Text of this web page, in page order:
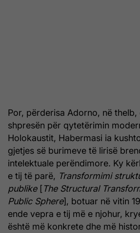
Por, përderisa Adorno, në thelb,
shpresën për qytetërimin
Holokaustit, Habermasi ia
gjetjes së burimeve të lirisë
intelektuale perëndimore. Ky
e tij të parë, Transformimi
publike[The Structural
Public Sphere], botuar në vitin
ende vepra e tij më e njohur,
është më konkrete dhe më